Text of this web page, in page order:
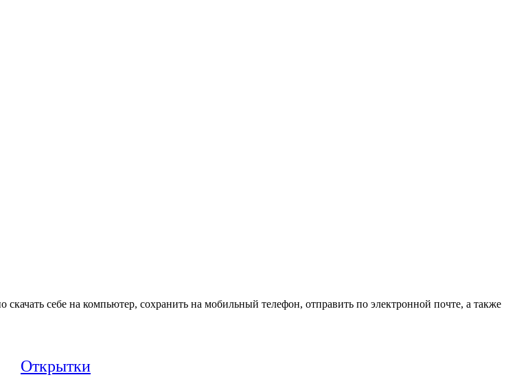
себе на компьютер, сохранить на мобильный телефон, отправить по электронной почте, а также
Открытки